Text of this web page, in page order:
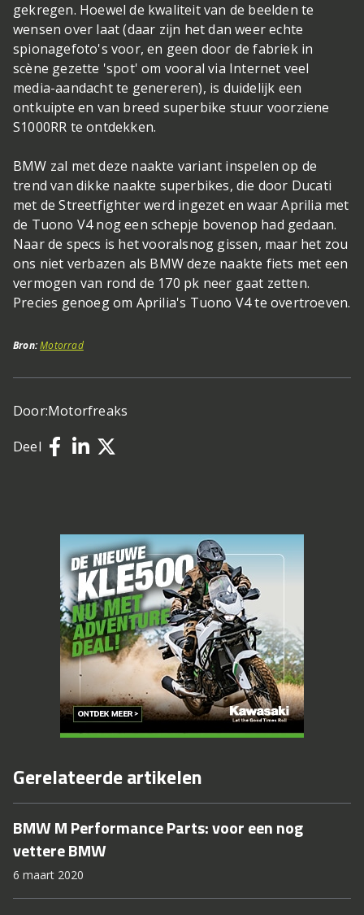
gekregen. Hoewel de kwaliteit van de beelden te
wensen over laat (daar zijn het dan weer echte
spionagefoto's voor, en geen door de fabriek in
scène gezette 'spot' om vooral via Internet veel
media-aandacht te genereren), is duidelijk een
ontkuipte en van breed superbike stuur voorziene
S1000RR te ontdekken.
BMW zal met deze naakte variant inspelen op de
trend van dikke naakte superbikes, die door Ducati
met de Streetfighter werd ingezet en waar Aprilia met
de Tuono V4 nog een schepje bovenop had gedaan.
Naar de specs is het vooralsnog gissen, maar het zou
ons niet verbazen als BMW deze naakte fiets met een
vermogen van rond de 170 pk neer gaat zetten.
Precies genoeg om Aprilia's Tuono V4 te overtroeven.
Bron:Motorrad
Door:Motorfreaks
Deel
Gerelateerde artikelen
BMW M Performance Parts: voor een nog
vettere BMW
6 maart 2020